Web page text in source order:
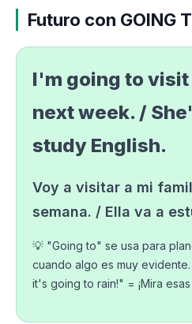
Futuro con GOING
I'm going to
next week. /
study English.
Voy a visitar a mi
semana. / Ella va a
💡 "Going to" se usa para
cuando algo es muy
it's going to rain!" = ¡Mira